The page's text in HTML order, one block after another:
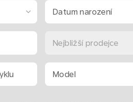
Datum narození
Nejbližší prodejce
Model